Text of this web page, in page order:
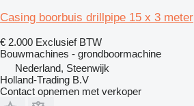
Casing boorbuis drillpipe 15 x 3 meter
€ 2.000 Exclusief BTW
Bouwmachines - grondboormachine
Nederland, Steenwijk
Holland-Trading B.V
Contact opnemen met verkoper